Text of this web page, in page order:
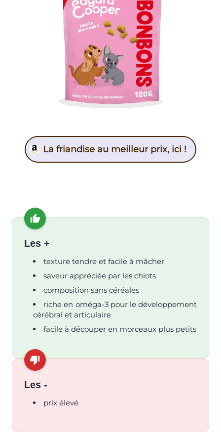
La friandise au meilleur prix, ici !
Les +
texture tendre et facile à mâcher
saveur appréciée par les chiots
composition sans céréales
riche en oméga-3 pour le développement
cérébral et articulaire
facile à découper en morceaux plus petits
Les -
prix élevé